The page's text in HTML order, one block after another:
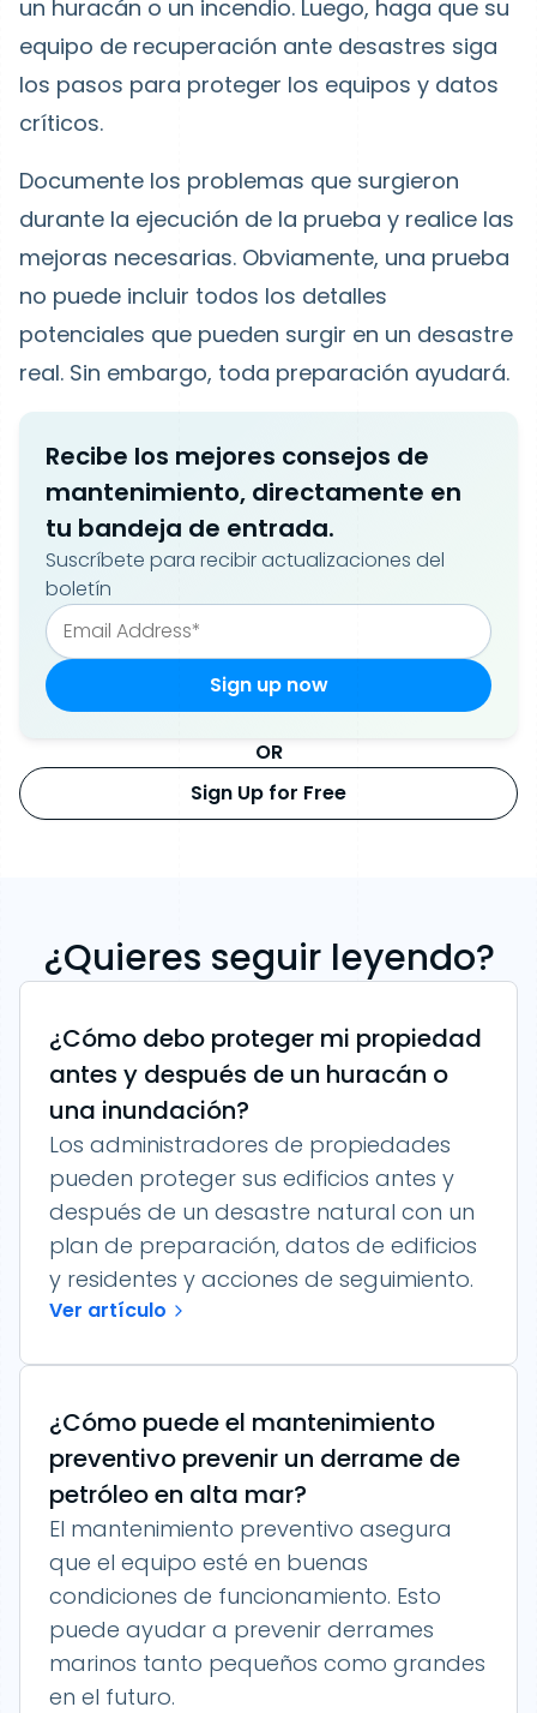
un huracán o un incendio. Luego, haga que su
equipo de recuperación ante desastres siga
los pasos para proteger los equipos y datos
críticos.
Documente los problemas que surgieron
durante la ejecución de la prueba y realice las
mejoras necesarias. Obviamente, una prueba
no puede incluir todos los detalles
potenciales que pueden surgir en un desastre
real. Sin embargo, toda preparación ayudará.
Recibe los mejores consejos de
mantenimiento, directamente en
tu bandeja de entrada.
Suscríbete para recibir actualizaciones del
boletín
OR
Sign Up for Free
¿Quieres seguir leyendo?
¿Cómo debo proteger mi propiedad
antes y después de un huracán o
una inundación?
Los administradores de propiedades
pueden proteger sus edificios antes y
después de un desastre natural con un
plan de preparación, datos de edificios
y residentes y acciones de seguimiento.
Ver artículo
¿Cómo puede el mantenimiento
preventivo prevenir un derrame de
petróleo en alta mar?
El mantenimiento preventivo asegura
que el equipo esté en buenas
condiciones de funcionamiento. Esto
puede ayudar a prevenir derrames
marinos tanto pequeños como grandes
en el futuro.